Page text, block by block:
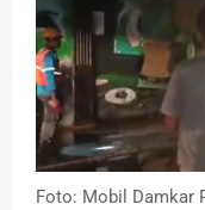
Foto: Mobil Damkar